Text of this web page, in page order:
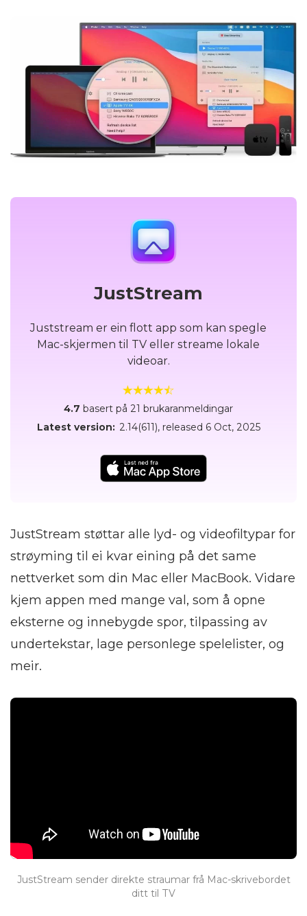
JustStream
Juststream er ein flott app som kan spegle
Mac-skjermen til TV eller streame lokale
videoar.
4.7 basert på 21 brukaranmeldingar
Latest version: 2.14(611), released 6 Oct, 2025
JustStream støttar alle lyd- og videofiltypar for
strøyming til ei kvar eining på det same
nettverket som din Mac eller MacBook. Vidare
kjem appen med mange val, som å opne
eksterne og innebygde spor, tilpassing av
undertekstar, lage personlege spelelister, og
meir.
JustStream sender direkte straumar frå Mac-skrivebordet
ditt til TV